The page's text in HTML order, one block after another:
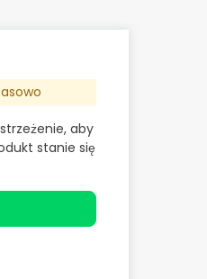
aby
stanie się